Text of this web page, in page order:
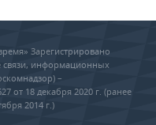
Зарегистрировано
связи, информационных
–
от 18 декабря 2020 г. (ранее
2014 г.)